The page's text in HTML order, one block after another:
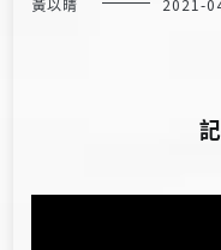
黃以晴 2021-